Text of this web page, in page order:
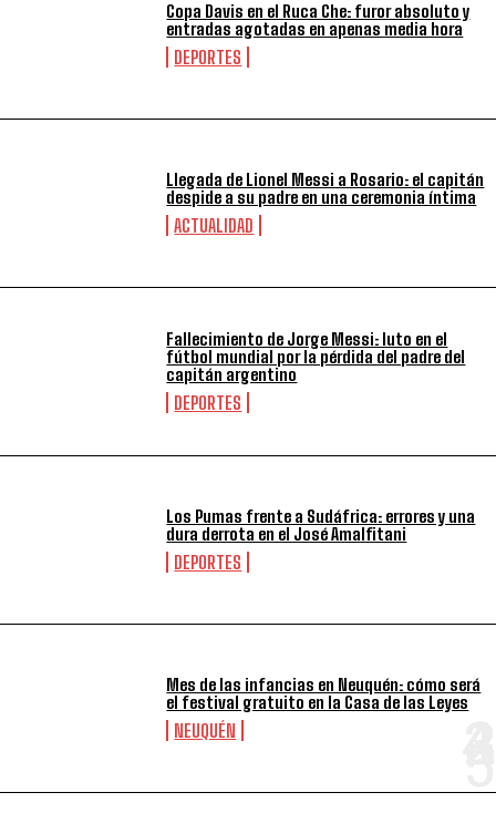
Copa Davis en el Ruca Che: furor absoluto y
entradas agotadas en apenas media hora
DEPORTES
Llegada de Lionel Messi a Rosario: el capitán
despide a su padre en una ceremonia íntima
ACTUALIDAD
Fallecimiento de Jorge Messi: luto en el
fútbol mundial por la pérdida del padre del
capitán argentino
DEPORTES
Los Pumas frente a Sudáfrica: errores y una
dura derrota en el José Amalfitani
DEPORTES
Mes de las infancias en Neuquén: cómo será
el festival gratuito en la Casa de las Leyes
NEUQUÉN